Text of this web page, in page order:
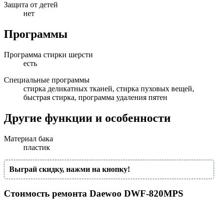
Защита от детей
нет
Программы
Программа стирки шерсти
есть
Специальные программы
стирка деликатных тканей, стирка пуховых вещей,
быстрая стирка, программа удаления пятен
Другие функции и особенности
Материал бака
пластик
Выграй скидку, нажми на кнопку!
Стоимость ремонта Daewoo DWF-820MPS